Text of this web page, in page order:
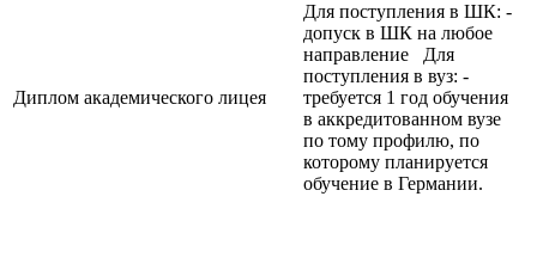
Диплом академического лицея
Для поступления в ШК: -
допуск в ШК на любое
направление Для
поступления в вуз: -
требуется 1 год обучения
в аккредитованном вузе
по тому профилю, по
которому планируется
обучение в Германии.